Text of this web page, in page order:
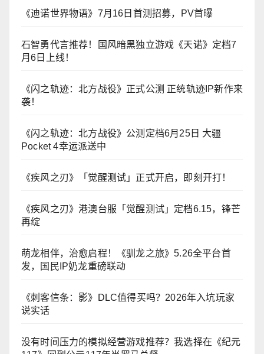
《迪诺世界物语》7月16日首测招募，PV首曝
石智勇代言推荐！国风暗黑独立游戏《天诺》定档7
月6日上线！
《闪之轨迹：北方战役》正式公测 正统轨迹IP新作来
袭！
《闪之轨迹：北方战役》公测定档6月25日 大疆
Pocket 4幸运派送中
《疾风之刃》「觉醒测试」正式开启，即刻开打！
《疾风之刃》港澳台服「觉醒测试」定档6.15，锋芒
再绽
萌龙相伴，治愈启程！《驯龙之旅》5.26全平台首
发，国民IP奶龙重磅联动
《刺客信条：影》DLC值得买吗？2026年入坑玩家
说实话
没有时间压力的模拟经营游戏推荐？我选择在《纪元